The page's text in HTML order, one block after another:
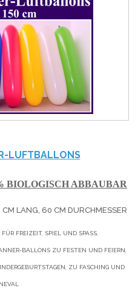
LUFTBALLONS
BIOLOGISCH ABBAUBAR
LANG, 60 CM DURCHMESSER
FREIZEIT, SPIEL UND SPASS, BA
BALLONS ZU FESTEN UND FEIERN, VE
ZU FASCHING UND KA